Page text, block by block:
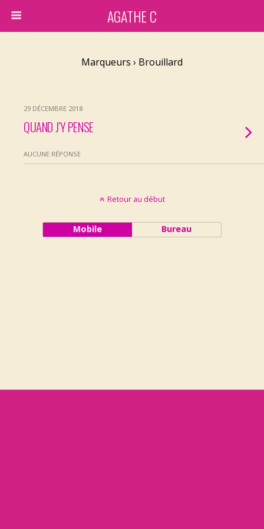
AGATHE C
Marqueurs › Brouillard
29 DÉCEMBRE 2018
QUAND J’Y PENSE
AUCUNE RÉPONSE
Retour au début
Mobile Bureau